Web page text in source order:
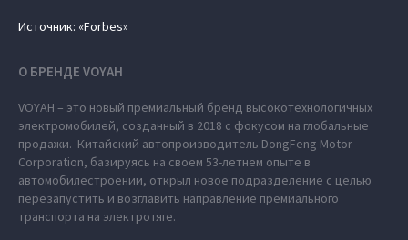
Источник: «Forbes»
О БРЕНДЕ VOYAH
VOYAH – это новый премиальный бренд высокотехнологичных
электромобилей, созданный в 2018 с фокусом на глобальные
продажи. Китайский автопроизводитель DongFeng Motor
Corporation, базируясь на своем 53-летнем опыте в
автомобилестроении, открыл новое подразделение с целью
перезапустить и возглавить направление премиального
транспорта на электротяге.